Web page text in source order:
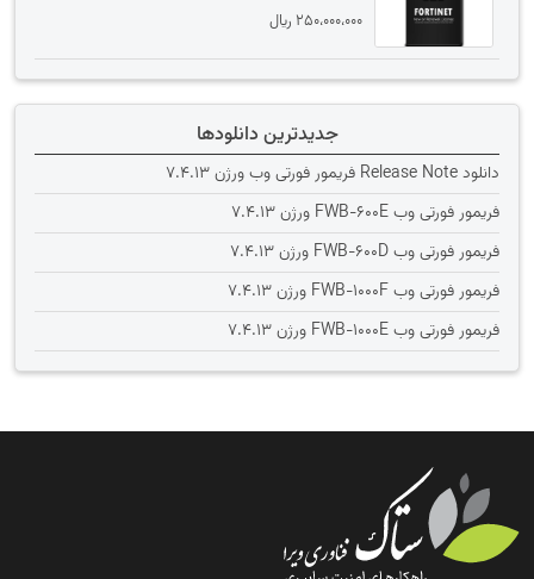
250،000،000 ﷼
جدیدترین دانلودها
دانلود Release Note فریمور فورتی وب ورژن 7.4.13
فریمور فورتی وب FWB-600E ورژن 7.4.13
فریمور فورتی وب FWB-600D ورژن 7.4.13
فریمور فورتی وب FWB-1000F ورژن 7.4.13
فریمور فورتی وب FWB-1000E ورژن 7.4.13